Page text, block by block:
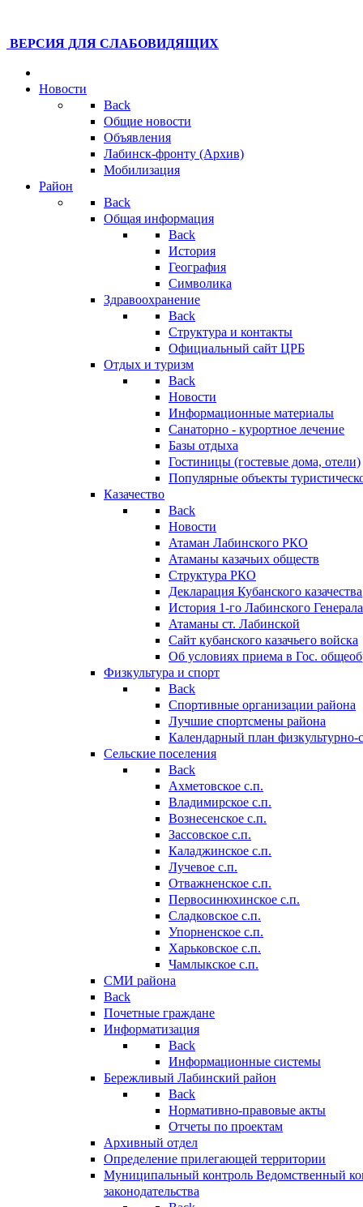
ВЕРСИЯ ДЛЯ СЛАБОВИДЯЩИХ
Новости
Back
Общие новости
Объявления
Лабинск-фронту (Архив)
Мобилизация
Район
Back
Общая информация
Back
История
География
Символика
Здравоохранение
Back
Структура и контакты
Официальный сайт ЦРБ
Отдых и туризм
Back
Новости
Информационные материалы
Санаторно - курортное лечение
Базы отдыха
Гостиницы (гостевые дома, отели)
Популярные объекты
Казачество
Back
Новости
Атаман Лабинского РКО
Атаманы казачьих обществ
Структура РКО
Декларация Кубанского казачества
История 1-го Лабинского
Атаманы ст. Лабинской
Cайт кубанского казачьего войска
Об условиях приема в Гос.
Физкультура и спорт
Back
Спортивные организации района
Лучшие спортсмены района
Календарный план
Сельские поселения
Back
Ахметовское с.п.
Владимирское с.п.
Вознесенское с.п.
Зассовское с.п.
Каладжинское с.п.
Лучевое с.п.
Отважненское с.п.
Первосинюхинское с.п.
Сладковское с.п.
Упорненское с.п.
Харьковское с.п.
Чамлыкское с.п.
СМИ района
Back
Почетные граждане
Информатизация
Back
Информационные системы
Бережливый Лабинский район
Back
Нормативно-правовые акты
Отчеты по проектам
Архивный отдел
Определение прилегающей территории
Муниципальный контроль Ведомственный
законодательства